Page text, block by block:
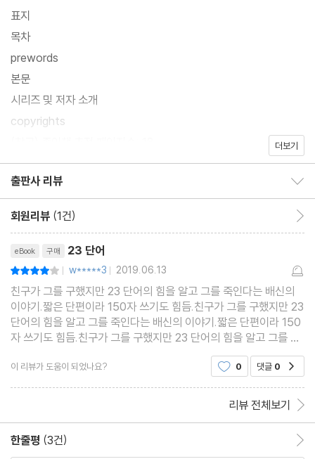
것은 얼기설기 엮은 강철 끈으로 이뤄져 있었다. 매트리스는 없었고,
단지 담갈색 모직물로 이뤄진 여분의 담요가 걸쳐져 있었다. 결코 편
하지 않은 자리였다. 그러나 그들은 나를 조금이라도 더 불편하게 만
들고 싶어했다.
그들은 이 지역 유치장에서 꺼내서 대형 감옥에 넣고 싶어했고, 궁극
적으로는 사형대로 보내고 싶어했다.
당연히 재판을 벌어질 것이지만, 그것은 형식상의 문제였다. 그들은
연기가 나오는 권총을 들고 있는 나를 현행범으로 체포했고, 그 현장
에는 목에 구멍이 뚫린 코넛이 거품을 물고 죽어 가고 있었다. 게다
가 나는 모든 것을 자백했다.
스스로 무엇을 하고 있는지 정확히 알고 있던 나는, 명백한 살의를
특히, 래리 코넛이 나의 생명을 구했다는 것을 고려한다면.....
정상을 참작할 만한 조건은 존재했지만, 나는 그 조건들을 가지고 배
심원들을 설득할 수 있다고 생각하지 않았다.
-------------------
코넛과 나는 여러 해 동안 가까운 친구로 지냈다. 그러다가 전쟁 중
에 연락이 끊어졌다. 그리고 전쟁이 끝난 후 몇 년이 지나서 우리는
그는 어떤 조사 작업을 수행하면서 전력을 다하고 있었다. 그러나 그
표지
목차
prewords
본문
시리즈 및 저자 소개
copyrights
더보기
출판사 리뷰
회원리뷰 (1건)
eBook 구매 23 단어
| w*****3 | 2019.06.13
친구가 그를 구했지만 23 단어의 힘을 알고 그를 죽인다는 배신의
이야기.짧은 단편이라 150자 쓰기도 힘듬.친구가 그를 구했지만 23
단어의 힘을 알고 그를 죽인다는 배신의 이야기.짧은 단편이라 150
자 쓰기도 힘듬.친구가 그를 구했지만 23 단어의 힘을 알고 그를 죽
인다는 배신의 이야기.짧은 단편이라 150자 쓰기도 힘듬.친구가 그
를 구했지만 23 단어의 힘을 알고 그를 죽인다는 배
이 리뷰가 도움이 되었나요? 0 댓글 0
리뷰 전체보기
한줄평 (3건)